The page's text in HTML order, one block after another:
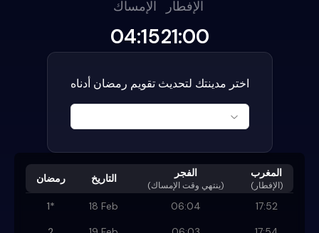
الإمساك
04:15
الإفطار
21:00
اختر مدينتك لتحديث تقويم رمضان أدناه
رمضان التاريخ الفجر
(ينتهي وقت الإمساك)
المغرب
(الإفطار)
1* 18 Feb 06:04
17:52